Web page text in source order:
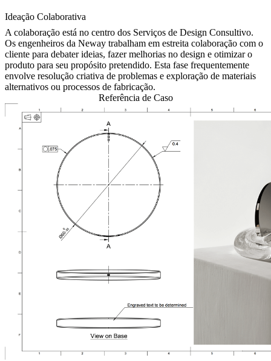
Ideação Colaborativa
A colaboração está no centro dos Serviços de Design Consultivo.
Os engenheiros da Neway trabalham em estreita colaboração com o
cliente para debater ideias, fazer melhorias no design e otimizar o
produto para seu propósito pretendido. Esta fase frequentemente
envolve resolução criativa de problemas e exploração de materiais
alternativos ou processos de fabricação.
Referência de Caso